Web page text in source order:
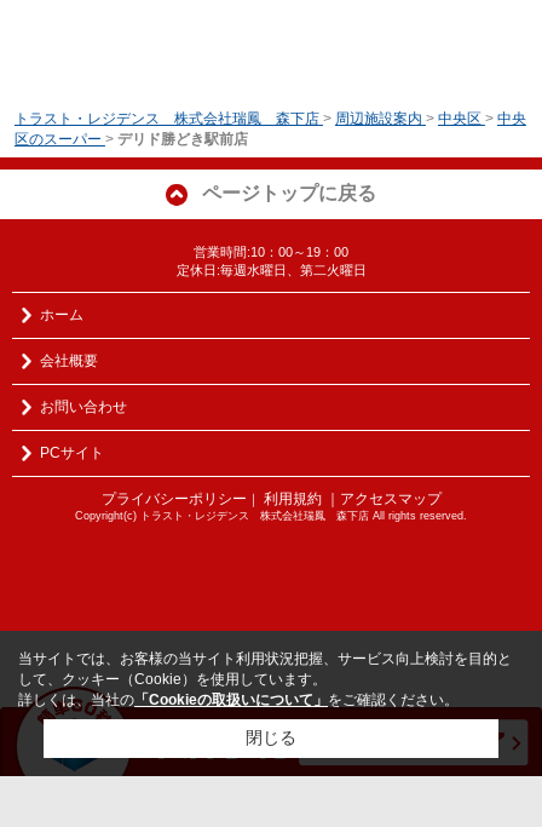
トラスト・レジデンス 株式会社瑞鳳 森下店 > 周辺施設案内 > 中央区 > 中央
区のスーパー > デリド勝どき駅前店
ページトップに戻る
営業時間:10：00～19：00
定休日:毎週水曜日、第二火曜日
ホーム
会社概要
お問い合わせ
PCサイト
プライバシーポリシー ｜ 利用規約 ｜アクセスマップ
Copyright(c) トラスト・レジデンス 株式会社瑞鳳 森下店 All rights reserved.
当サイトでは、お客様の当サイト利用状況把握、サービス向上検討を目的と
して、クッキー（Cookie）を使用しています。
詳しくは、当社の 「Cookieの取扱いについて」 をご確認ください。
閉じる